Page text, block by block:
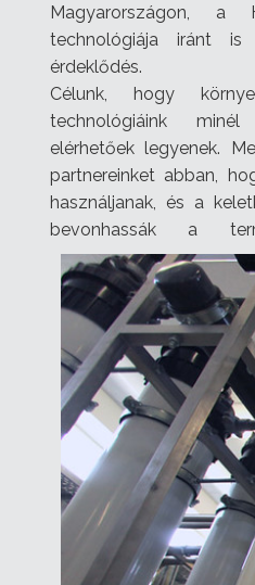
Magyarországon, a
technológiája iránt
érdeklődés.
Célunk, hogy
technológiáink
elérhetőek legyenek.
partnereinket abban,
használjanak, és a
bevonhassák a